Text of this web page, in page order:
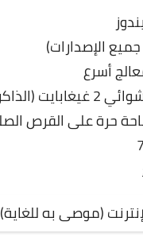
(الذاكرة)
(موصى به للغاية)